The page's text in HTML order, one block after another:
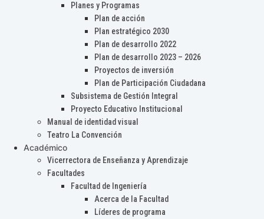
Planes y Programas
Plan de acción
Plan estratégico 2030
Plan de desarrollo 2022
Plan de desarrollo 2023 – 2026
Proyectos de inversión
Plan de Participación Ciudadana
Subsistema de Gestión Integral
Proyecto Educativo Institucional
Manual de identidad visual
Teatro La Convención
Académico
Vicerrectora de Enseñanza y Aprendizaje
Facultades
Facultad de Ingeniería
Acerca de la Facultad
Líderes de programa